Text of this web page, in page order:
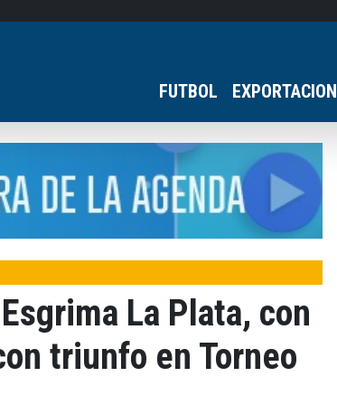
FUTBOL EXPORTACION
La Plata, con
triunfo en Torneo